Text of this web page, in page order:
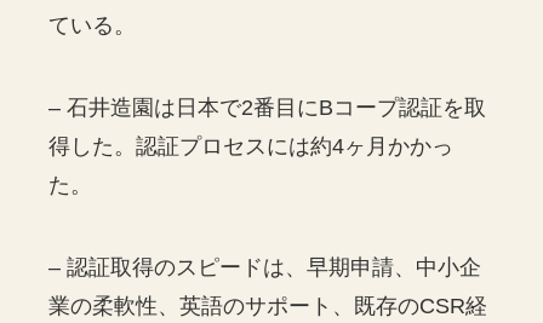
ている。
– 石井造園は日本で2番目にBコープ認証を取
得した。認証プロセスには約4ヶ月かかっ
た。
– 認証取得のスピードは、早期申請、中小企
業の柔軟性、英語のサポート、既存のCSR経